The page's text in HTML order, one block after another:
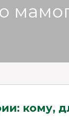
кому,